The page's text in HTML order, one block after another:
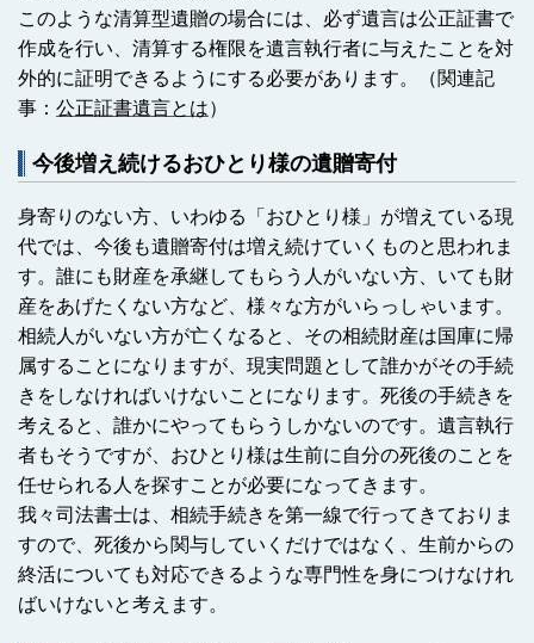
このような清算型遺贈の場合には、必ず遺言は公正証書で
作成を行い、清算する権限を遺言執行者に与えたことを対
外的に証明できるようにする必要があります。
（関連記
事： 公正証書遺言とは）
今後増え続けるおひとり様の遺贈寄付
身寄りのない方、いわゆる「おひとり様」が増えている現
代では、今後も遺贈寄付は増え続けていくものと思われま
す。誰にも財産を承継してもらう人がいない方、いても財
産をあげたくない方など、様々な方がいらっしゃいます。
相続人がいない方が亡くなると、その相続財産は国庫に帰
属することになりますが、現実問題として誰かがその手続
きをしなければいけないことになります。死後の手続きを
考えると、誰かにやってもらうしかないのです。遺言執行
者もそうですが、おひとり様は生前に自分の死後のことを
任せられる人を探すことが必要になってきます。
我々司法書士は、相続手続きを第一線で行ってきておりま
すので、死後から関与していくだけではなく、生前からの
終活についても対応できるような専門性を身につけなけれ
ばいけないと考えます。